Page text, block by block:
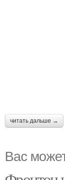
читать дальше →
Вас